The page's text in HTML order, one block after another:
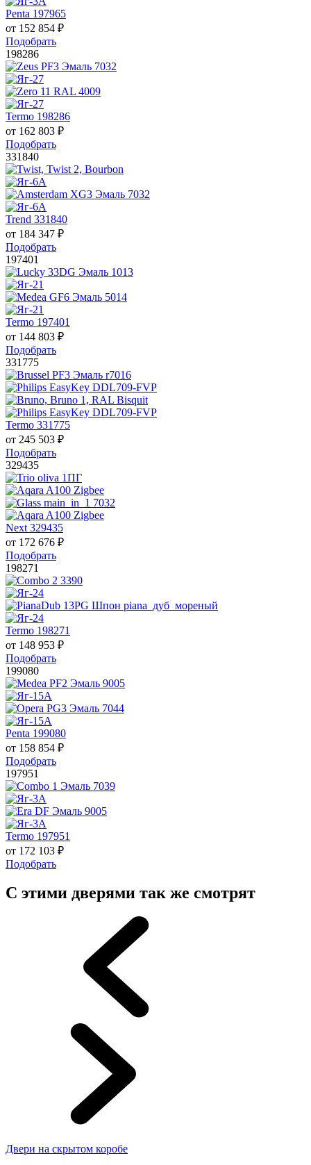
Penta 197965
от 152 854 ₽
Подобрать
198286
Termo 198286
от 162 803 ₽
Подобрать
331840
Trend 331840
от 184 347 ₽
Подобрать
197401
Termo 197401
от 144 803 ₽
Подобрать
331775
Termo 331775
от 245 503 ₽
Подобрать
329435
Next 329435
от 172 676 ₽
Подобрать
198271
Termo 198271
от 148 953 ₽
Подобрать
199080
Penta 199080
от 158 854 ₽
Подобрать
197951
Termo 197951
от 172 103 ₽
Подобрать
С этими дверями так же смотрят
Двери на скрытом коробе